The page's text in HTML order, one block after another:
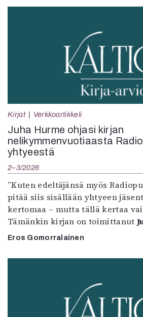
Kirjat Verkkoartikkeli
Juha Hurme ohjasi kirjan
nelikymmenvuotiaasta
yhtyeestä
2–3/2026
”Kuten edeltäjänsä myös
pitää siis sisällään yhtyeen
kertomaa – mutta tällä kertaa
Tämänkin kirjan on toimittanut
Eros Gomorralainen